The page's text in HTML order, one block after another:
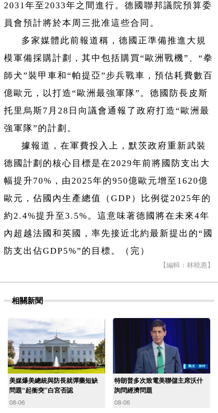
2031年至2033年之間進行。德國聯邦議院預算委
員會預計將於本周三批准這些合同。
多家媒體此前報道稱，德國正準備推進大規
模軍備採購計劃，其中包括購買“歐洲戰機”、“拳
師犬”裝甲車和“帕提亞”步兵戰車，預估耗費數百
億歐元，以打造“歐洲最強軍隊”。德國防長皮斯
托里烏斯7月28日向議會通報了政府打造“歐洲最
強軍隊”的計劃。
據報道，在軍費投入上，默茨政府重新武裝
德國計劃的核心目標是在2029年前將國防支出大
幅提升70%，由2025年的950億歐元增至1620億
歐元，佔國內生產總值（GDP）比例從2025年的
約2.4%提升至3.5%。這意味著德國將在未來4年
內超越法國和英國，率先接近北約最新提出的“國
防支出佔GDP5%”的目標。（完）
【編輯：林曉惠】
相關新聞
美媒爆美總統與防長就彈藥短缺
問題“起衝突”白宮否認
08-06
特朗普多次致電美聯儲主席沃什
詢問經濟問題
08-06